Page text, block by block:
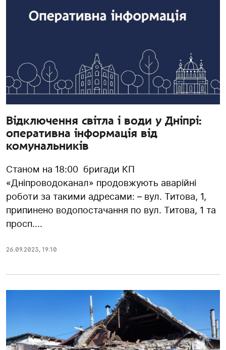
Відключення світла і води у Дніпрі:
оперативна інформація від
комунальників
Станом на 18:00 бригади КП
«Дніпроводоканал» продовжують аварійні
роботи за такими адресами: – вул. Титова, 1,
припинено водопостачання по вул. Титова, 1 та
просп....
26.09.2023, 19:10